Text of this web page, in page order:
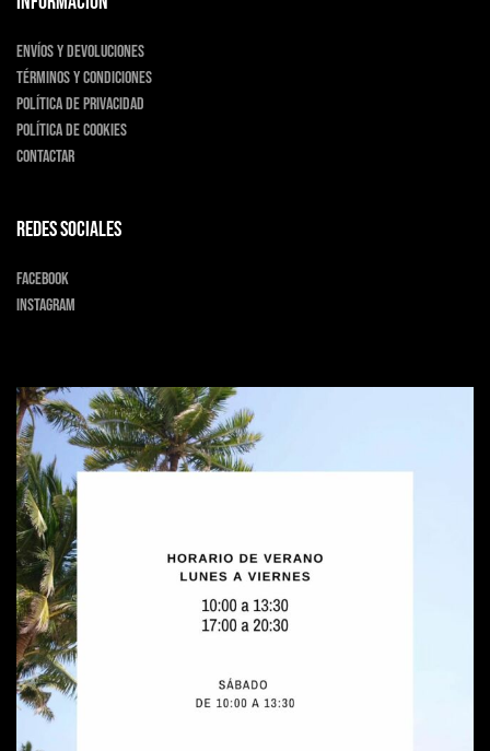
Envíos y devoluciones
Términos y condiciones
Política de privacidad
Política de cookies
Contactar
Redes sociales
Facebook
Instagram